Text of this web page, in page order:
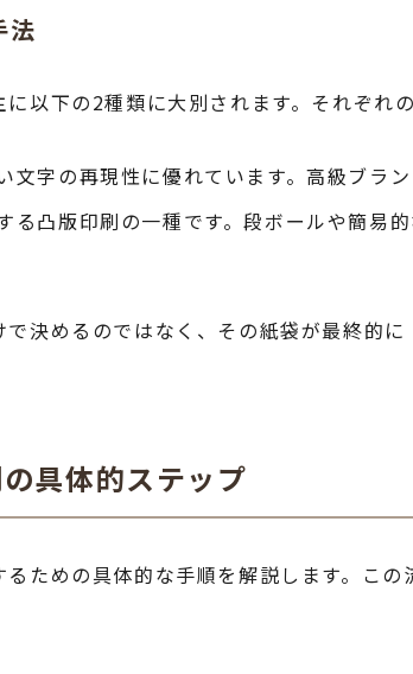
法
以下の2種類に大別されます。それぞれ
文字の再現性に優れています。高級ブラ
る凸版印刷の一種です。段ボールや簡易
決めるのではなく、その紙袋が最終的
具体的ステップ
ための具体的な手順を解説します。こ